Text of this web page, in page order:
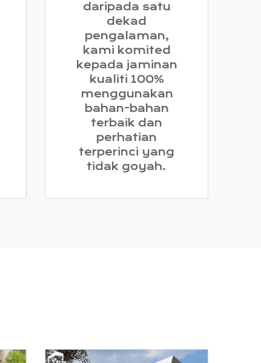
daripada satu
dekad
pengalaman,
kami komited
kepada jaminan
kualiti 100%
menggunakan
bahan-bahan
terbaik dan
perhatian
terperinci yang
tidak goyah.